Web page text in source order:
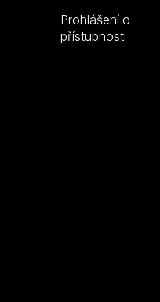
Prohlášení o
přístupnosti